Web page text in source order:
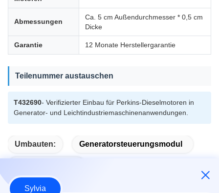
Abmessungen
Ca. 5 cm Außendurchmesser * 0,5 cm
Dicke
Garantie 12 Monate Herstellergarantie
Teilenummer austauschen
T432690- Verifizierter Einbau für Perkins-Dieselmotoren in
Generator- und Leichtindustriemaschinenanwendungen.
Umbauten: Generatorsteuerungsmodul
Sylvia